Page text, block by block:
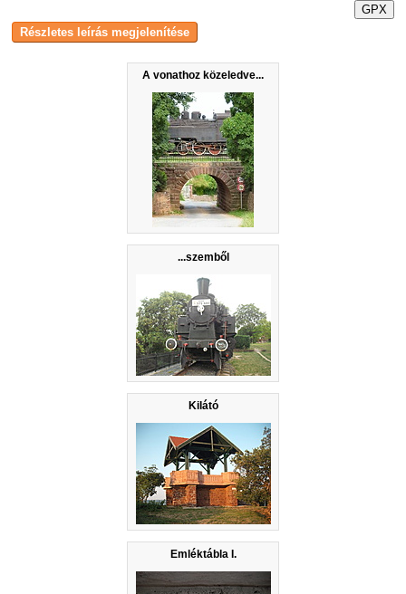
A vonathoz közeledve...
...szemből
Kilátó
Emléktábla I.
GPX